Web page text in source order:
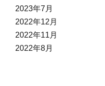
2023年7月
2022年12月
2022年11月
2022年8月